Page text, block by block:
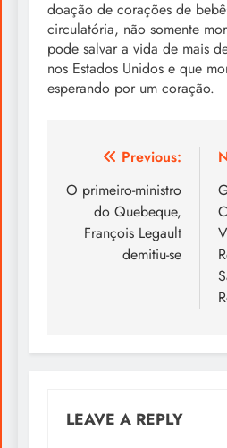
doação de corações de
circulatória, não somente
pode salvar a vida de mais
nos Estados Unidos e que
esperando por um coração.
Post
navigation
Previous:
O primeiro-ministro
do Quebeque,
François Legault
demitiu-se
LEAVE A REPLY